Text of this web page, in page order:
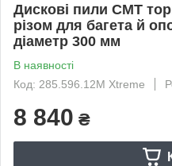
Дискові пили СМТ
різом для багета й
діаметр 300 мм
В наявності
Код: 285.596.12М Xtreme
8 840 ₴